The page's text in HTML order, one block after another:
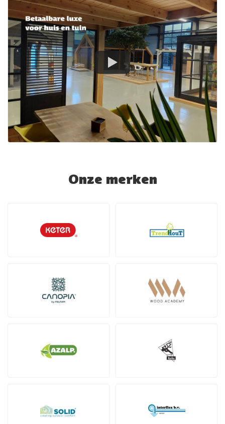
Onze merken